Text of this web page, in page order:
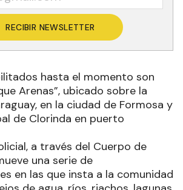
RECIBIR NEWSLETTER
hasta el momento son
Arenas”, ubicado sobre la
en la ciudad de Formosa y
de Clorinda en puerto
a través del Cuerpo de
una serie de
en las que insta a la comunidad